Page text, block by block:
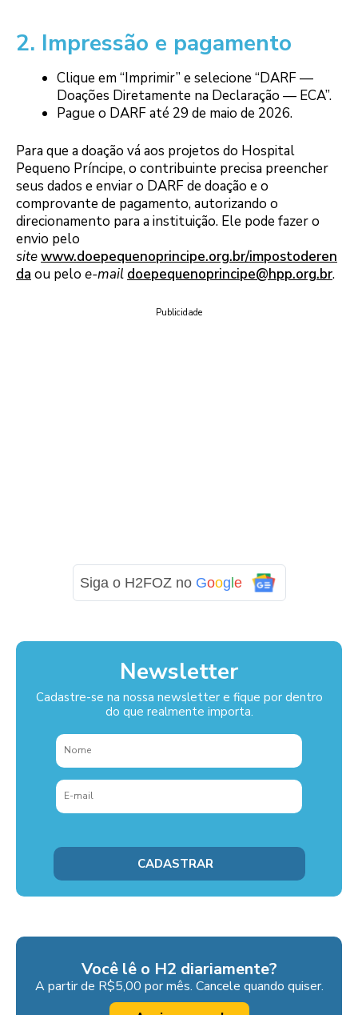
2. Impressão e pagamento
Clique em “Imprimir” e selecione “DARF —
Doações Diretamente na Declaração — ECA”.
Pague o DARF até 29 de maio de 2026.
Para que a doação vá aos projetos do Hospital
Pequeno Príncipe, o contribuinte precisa preencher
seus dados e enviar o DARF de doação e o
comprovante de pagamento, autorizando o
direcionamento para a instituição. Ele pode fazer o
envio pelo
sitewww.doepequenoprincipe.org.br/impostoderen
da ou pelo e-mail doepequenoprincipe@hpp.org.br.
Publicidade
Siga o H2FOZ no Goog e
Newsletter
Cadastre-se na nossa newsletter e fique por dentro
do que realmente importa.
Você lê o H2 diariamente?
A partir de R$5,00 por mês. Cancele quando quiser.